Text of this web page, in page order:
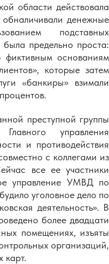
области действовала
обналичивали денежные
подставных
предельно проста:
основаниям
которые затем
«банкиры» взимали
преступной группы
управления
и противодействия
с коллегами из
все ее участники
управление УМВД по
уголовное дело по
деятельность». В
более двадцати
помещениях, изъяты
организаций,
карт.